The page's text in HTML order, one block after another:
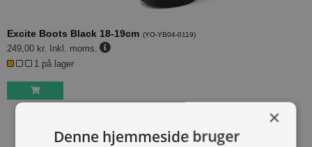
Excite Boots Black 18-19cm (YO-YB04-0119)
249,00 kr.
Inkl. moms.
1 på lager
×
Denne hjemmeside bruger